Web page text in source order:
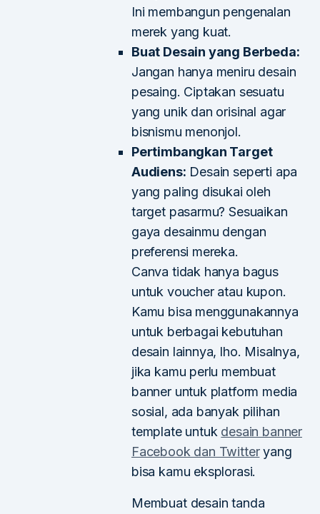
Ini membangun pengenalan
merek yang kuat.
Buat Desain yang Berbeda:
Jangan hanya meniru desain
pesaing. Ciptakan sesuatu
yang unik dan orisinal agar
bisnismu menonjol.
Pertimbangkan Target
Audiens: Desain seperti apa
yang paling disukai oleh
target pasarmu? Sesuaikan
gaya desainmu dengan
preferensi mereka.
Canva tidak hanya bagus
untuk voucher atau kupon.
Kamu bisa menggunakannya
untuk berbagai kebutuhan
desain lainnya, lho. Misalnya,
jika kamu perlu membuat
banner untuk platform media
sosial, ada banyak pilihan
template untuk desain banner
Facebook dan Twitteryang
bisa kamu eksplorasi.
Membuat desain tanda